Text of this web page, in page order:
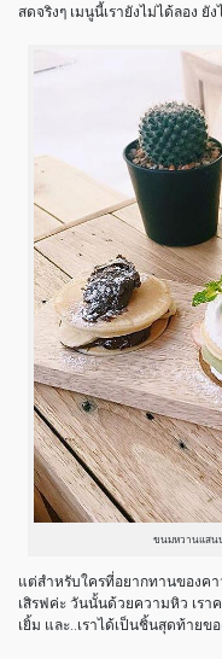
สดจริงๆ เมนูนี้เรายังไม่ได้ลอง ยั
ขนมหวานแสนน่
แต่สำหรับใครที่อยากทานของค
เสิรฟค่ะ วันนั้นด้วยความหิว เร
เยิ้ม และ..เราได้เป็นชิ้นสุดท้าย